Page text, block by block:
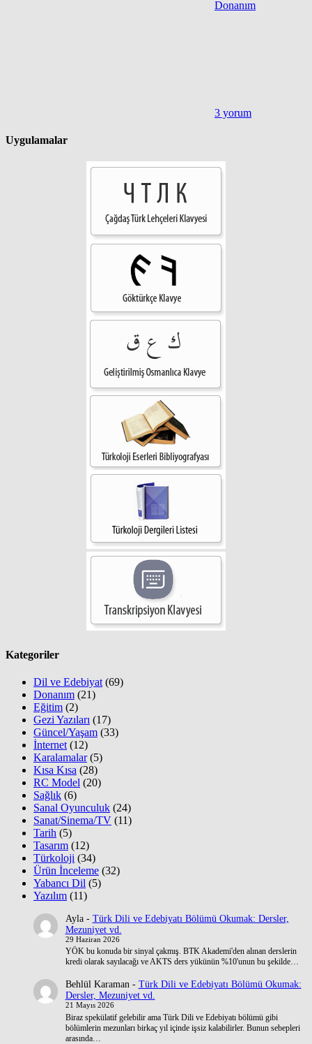
Donanım
3 yorum
Uygulamalar
Kategoriler
Dil ve Edebiyat (69)
Donanım (21)
Eğitim (2)
Gezi Yazıları (17)
Güncel/Yaşam (33)
İnternet (12)
Karalamalar(5)
Kısa Kısa (28)
RC Model (20)
Sağlık (6)
Sanal Oyunculuk (24)
Sanat/Sinema/TV (11)
Tarih (5)
Tasarım (12)
Türkoloji (34)
Ürün İnceleme (32)
Yabancı Dil (5)
Yazılım (11)
Ayla- Türk Dili ve Edebiyatı Bölümü Okumak: Dersler,
Mezuniyet vd.
29 Haziran 2026
YÖK bu konuda bir sinyal çakmış. BTK Akademi'den alınan derslerin
kredi olarak sayılacağı ve AKTS ders yükünün %10'unun bu şekilde…
Behlül Karaman- Türk Dili ve Edebiyatı Bölümü Okumak:
Dersler, Mezuniyet vd.
21 Mayıs 2026
Biraz spekülatif gelebilir ama Türk Dili ve Edebiyatı bölümü gibi
bölümlerin mezunları birkaç yıl içinde işsiz kalabilirler. Bunun sebepleri
arasında…